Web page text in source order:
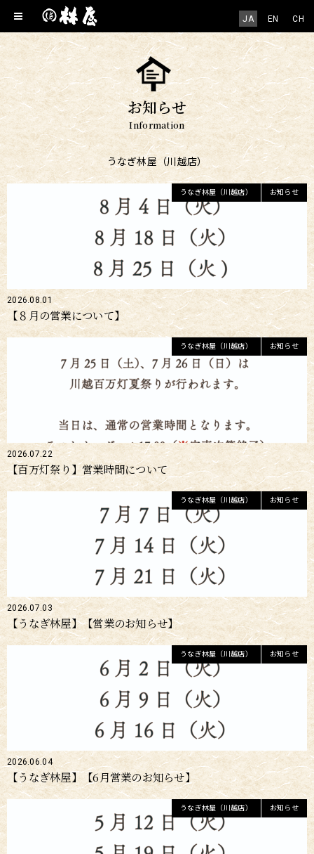
JA EN CH
お知らせ
Information
うなぎ林屋（川越店）
うなぎ林屋（川越店） お知らせ
2026.08.01
【８月の営業について】
うなぎ林屋（川越店） お知らせ
2026.07.22
【百万灯祭り】営業時間について
うなぎ林屋（川越店） お知らせ
2026.07.03
【うなぎ林屋】【営業のお知らせ】
うなぎ林屋（川越店） お知らせ
2026.06.04
【うなぎ林屋】【6月営業のお知らせ】
うなぎ林屋（川越店） お知らせ